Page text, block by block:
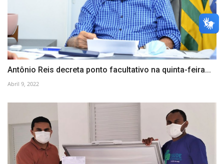
Antônio Reis decreta ponto facultativo na quinta-feira...
Abril 9, 2022